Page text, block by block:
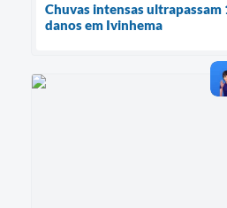
Chuvas intensas ultrapassam
danos em Ivinhema